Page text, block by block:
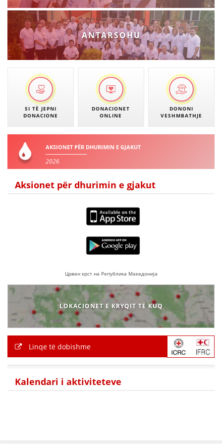
VEPRIMTARI
STRATEGJI
MATERIAL EDUKATIVO INFORMATIV
ANTARSOHU
SI TË JEPNI
DONACIONE
DONACIONET
ONLINE
DONONI
VESHMBATHJE
AKSIONET PËR DHURIMIN E GJAKUT
2026
Aksionet për dhurimin e gjakut
Црвен крст на Република Македонија
LOKACIONET E KRYQIT TË KUQ
Linqe të dobishme
Kalendari i aktiviteteve